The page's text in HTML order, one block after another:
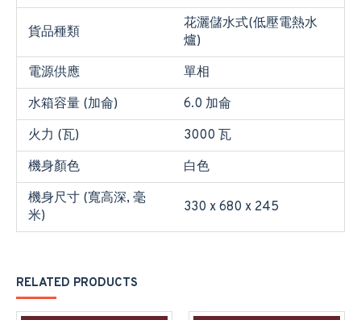
貨品種類
花灑儲水式(低壓電熱水
爐)
電源供應
單相
水箱容量 (加侖)
6.0 加侖
火力 (瓦)
3000 瓦
機身顏色
白色
機身尺寸 (寬高深, 毫
米)
330 x 680 x 245
RELATED PRODUCTS